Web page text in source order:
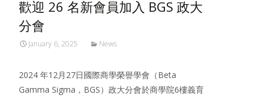
歡迎 26 名新會員加入 BGS 政大
分會
January 6, 2025 News
2024 年12月27日國際商學榮譽學會（Beta
Gamma Sigma，BGS）政大分會於商學院6樓義育